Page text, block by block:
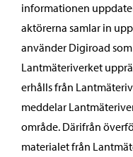
informationen
aktörerna samlar in
använder Digiroad
Lantmäteriverket
erhålls från
meddelar
område. Därifrån
materialet från